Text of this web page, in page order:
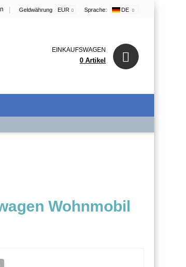
| Geldwährung EUR Sprache: DE
EINKAUFSWAGEN
0 Artikel
Wohnmobil